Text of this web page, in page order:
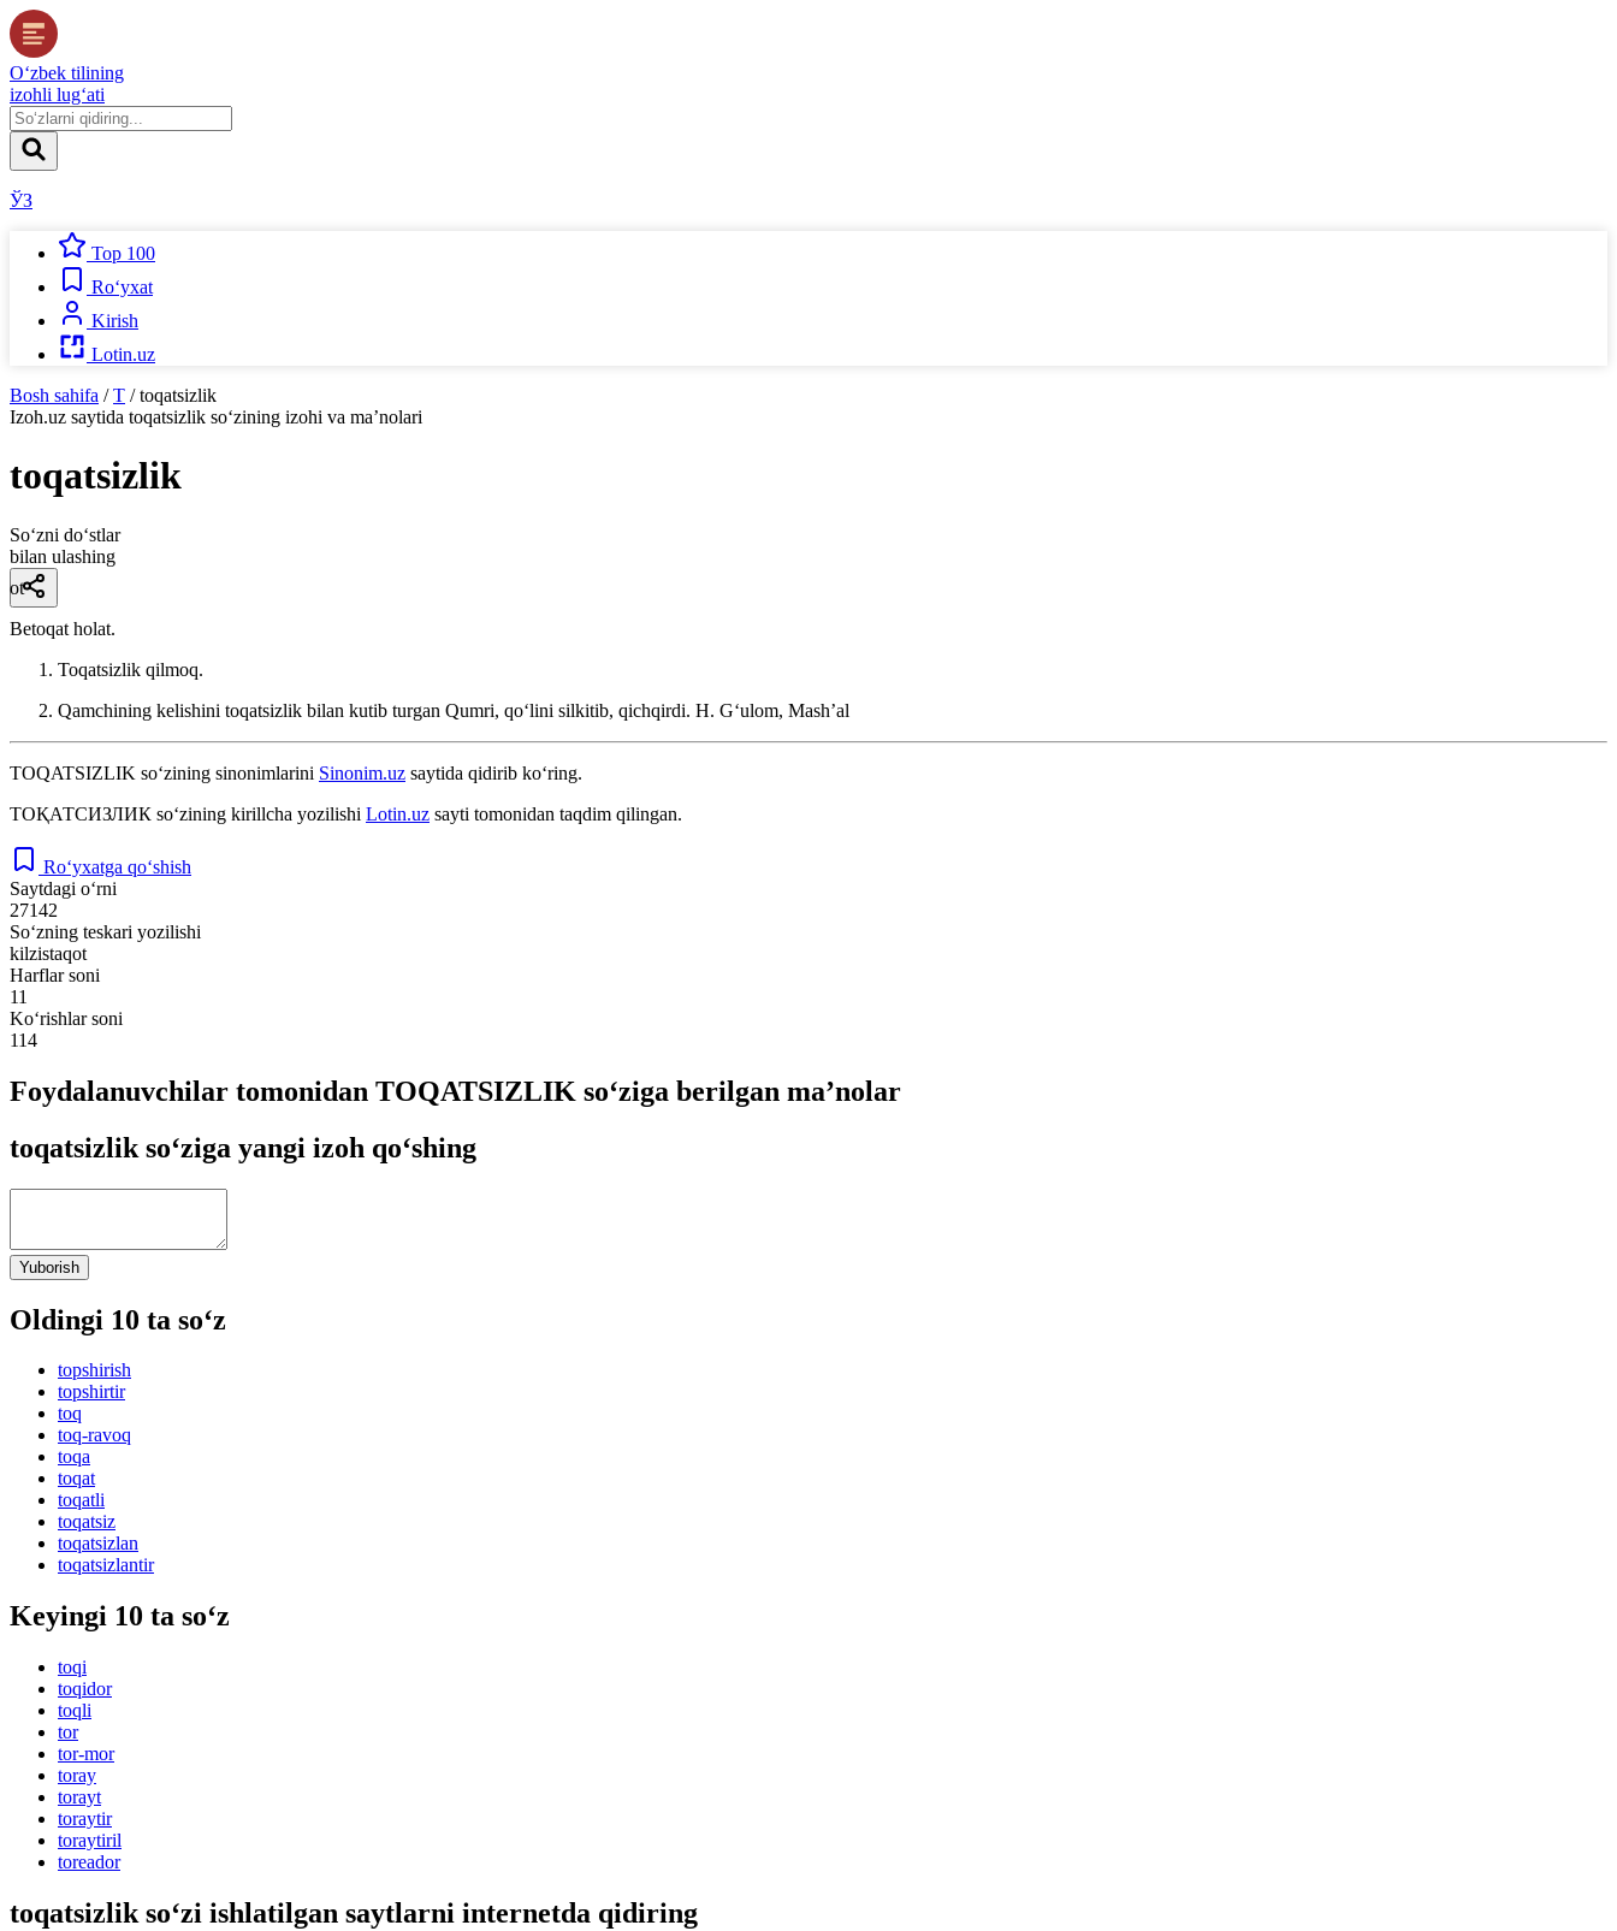
O‘zbek tilining
izohli lug‘ati
ЎЗ
Top 100
Ro‘yxat
Kirish
Lotin.uz
Bosh sahifa / T / toqatsizlik
Izoh.uz saytida toqatsizlik so‘zining izohi va ma’nolari
toqatsizlik
So‘zni do‘stlar
bilan ulashing
ot
Betoqat holat.
Toqatsizlik qilmoq.
Qamchining kelishini toqatsizlik bilan kutib turgan Qumri, qoʻlini silkitib, qichqirdi. H. Gʻulom, Mashʼal
TOQATSIZLIK so‘zining sinonimlarini Sinonim.uz saytida qidirib ko‘ring.
ТОҚАТСИЗЛИК so‘zining kirillcha yozilishi Lotin.uz sayti tomonidan taqdim qilingan.
Ro‘yxatga qo‘shish
Saytdagi o‘rni
27142
So‘zning teskari yozilishi
kilzistaqot
Harflar soni
11
Ko‘rishlar soni
114
Foydalanuvchilar tomonidan TOQATSIZLIK so‘ziga berilgan ma’nolar
toqatsizlik so‘ziga yangi izoh qo‘shing
Yuborish
Oldingi 10 ta so‘z
topshirish
topshirtir
toq
toq-ravoq
toqa
toqat
toqatli
toqatsiz
toqatsizlan
toqatsizlantir
Keyingi 10 ta so‘z
toqi
toqidor
toqli
tor
tor-mor
toray
torayt
toraytir
toraytiril
toreador
toqatsizlik so‘zi ishlatilgan saytlarni internetda qidiring